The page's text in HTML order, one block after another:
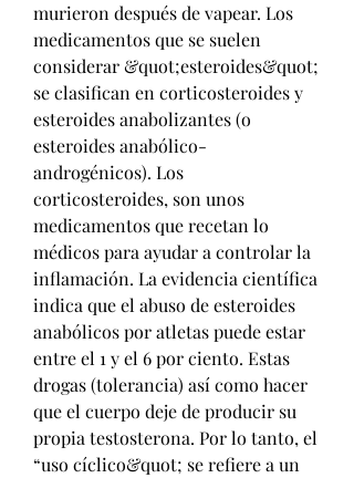
murieron después de vapear. Los
medicamentos que se suelen
considerar &quot;esteroides&quot;
se clasifican en corticosteroides y
esteroides anabolizantes (o
esteroides anabólico-
androgénicos). Los
corticosteroides, son unos
medicamentos que recetan lo
médicos para ayudar a controlar la
inflamación. La evidencia científica
indica que el abuso de esteroides
anabólicos por atletas puede estar
entre el 1 y el 6 por ciento. Estas
drogas (tolerancia) así como hacer
que el cuerpo deje de producir su
propia testosterona. Por lo tanto, el
“uso cíclico&quot; se refiere a un